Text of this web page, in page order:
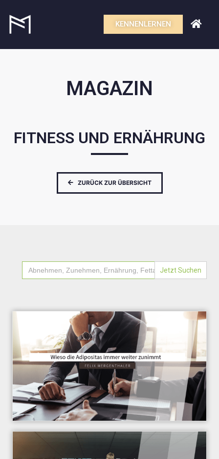
KENNENLERNEN
ZURÜCK ZUR ÜBERSICHT
MAGAZIN
FITNESS UND ERNÄHRUNG
Search
for: